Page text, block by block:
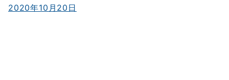
2020年10月20日